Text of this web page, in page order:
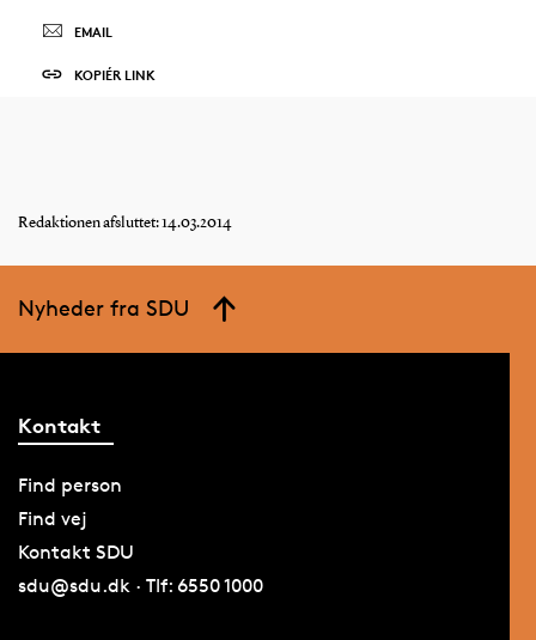
EMAIL
KOPIÉR LINK
Redaktionen afsluttet: 14.03.2014
Nyheder fra SDU
Kontakt
Find person
Find vej
Kontakt SDU
sdu@sdu.dk · Tlf: 6550 1000